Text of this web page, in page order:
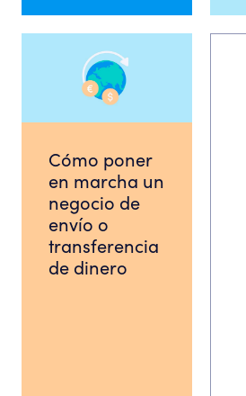
Cómo poner
en marcha un
negocio de
envío o
transferencia
de dinero